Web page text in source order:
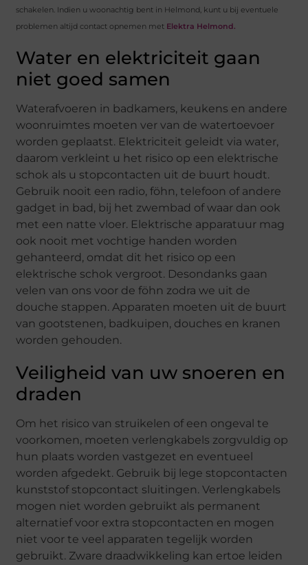
schakelen. Indien u woonachtig bent in Helmond, kunt u bij eventuele
problemen altijd contact opnemen met Elektra Helmond.
Water en elektriciteit gaan
niet goed samen
Waterafvoeren in badkamers, keukens en andere
woonruimtes moeten ver van de watertoevoer
worden geplaatst. Elektriciteit geleidt via water,
daarom verkleint u het risico op een elektrische
schok als u stopcontacten uit de buurt houdt.
Gebruik nooit een radio, föhn, telefoon of andere
gadget in bad, bij het zwembad of waar dan ook
met een natte vloer. Elektrische apparatuur mag
ook nooit met vochtige handen worden
gehanteerd, omdat dit het risico op een
elektrische schok vergroot. Desondanks gaan
velen van ons voor de föhn zodra we uit de
douche stappen. Apparaten moeten uit de buurt
van gootstenen, badkuipen, douches en kranen
worden gehouden.
Veiligheid van uw snoeren en
draden
Om het risico van struikelen of een ongeval te
voorkomen, moeten verlengkabels zorgvuldig op
hun plaats worden vastgezet en eventueel
worden afgedekt. Gebruik bij lege stopcontacten
kunststof stopcontact sluitingen. Verlengkabels
mogen niet worden gebruikt als permanent
alternatief voor extra stopcontacten en mogen
niet voor te veel apparaten tegelijk worden
gebruikt. Zware draadwikkeling kan ertoe leiden